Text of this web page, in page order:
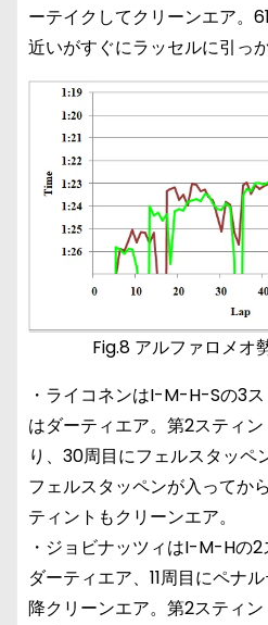
ーテイクしてクリーンエア。
近いがすぐにラッセルに引っか
Fig.8 アルファロメオ
・ライコネンはI-M-H-Sの3ス
はダーティエア。第2スティ
り、30周目にフェルスタッ
フェルスタッペンが入ってか
ティントもクリーンエア。
・ジョビナッツィはI-M-Hの
ダーティエア、11周目にペナ
降クリーンエア。第2スティ